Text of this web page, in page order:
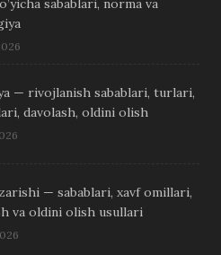
— rivojlanish sabablari, turlari,
davolash, oldini olish
— sabablari, xavf omillari,
va oldini olish usullari